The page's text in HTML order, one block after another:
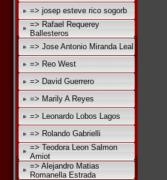
=> josep esteve rico sogorb
=> Rafael Requerey
Ballesteros
=> Jose Antonio Miranda Leal
=> Reo West
=> David Guerrero
=> Marily A Reyes
=> Leonardo Lobos Lagos
=> Rolando Gabrielli
=> Teodora Leon Salmon
Amiot
=> Alejandro Matias
Romanella Estrada